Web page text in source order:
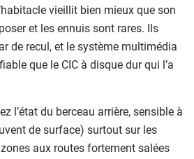
vieillit bien mieux que son
et les ennuis sont rares. Ils
de recul, et le système multimédia
que le CIC à disque dur qui l’a
l’état du berceau arrière, sensible à
de surface) surtout sur les
aux routes fortement salées